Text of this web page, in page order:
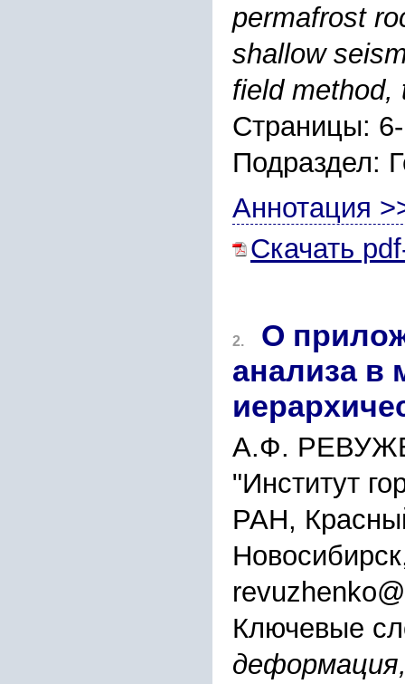
permafrost
shallow
field method,
Страницы:
Подраздел:
Аннотация
Скачать
2.
О
анализа в
А.Ф.
"Институт
РАН,
Ключевые